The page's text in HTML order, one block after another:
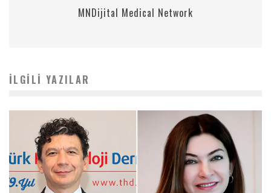
MNDijital Medical Network
İLGILI YAZILAR